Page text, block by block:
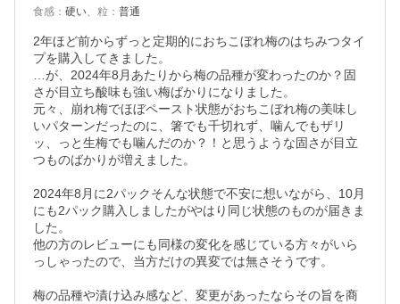
食感 ： 硬い、 粒 ： 普通
2年ほど前からずっと定期的におちこぼれ梅のはちみつタイ
プを購入してきました。
…が、2024年8月あたりから梅の品種が変わったのか？固
さが目立ち酸味も強い梅ばかりになりました。
元々、崩れ梅でほぼペースト状態がおちこぼれ梅の美味し
いパターンだったのに、箸でも千切れず、噛んでもザリ
ッ、っと生梅でも噛んだのか？！と思うような固さが目立
つものばかりが増えました。
2024年8月に2パックそんな状態で不安に想いながら、10月
にも2パック購入しましたがやはり同じ状態のものが届きま
した。
他の方のレビューにも同様の変化を感じている方々がいら
っしゃったので、当方だけの異変では無さそうです。
梅の品種や漬け込み感など、変更があったならその旨を商